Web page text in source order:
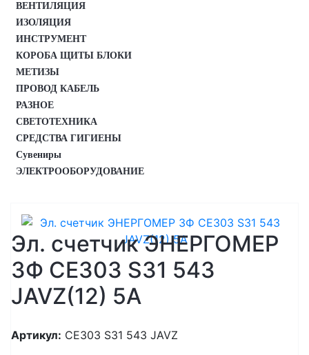
ВЕНТИЛЯЦИЯ
ИЗОЛЯЦИЯ
ИНСТРУМЕНТ
КОРОБА ЩИТЫ БЛОКИ
МЕТИЗЫ
ПРОВОД КАБЕЛЬ
РАЗНОЕ
СВЕТОТЕХНИКА
СРЕДСТВА ГИГИЕНЫ
Сувениры
ЭЛЕКТРООБОРУДОВАНИЕ
Эл. счетчик ЭНЕРГОМЕР
3Ф CE303 S31 543
JAVZ(12) 5A
Артикул: CE303 S31 543 JAVZ